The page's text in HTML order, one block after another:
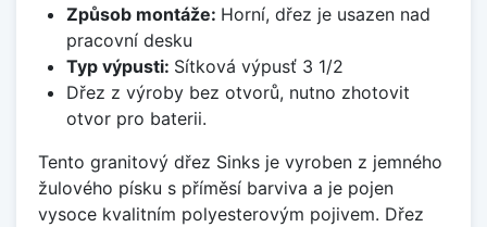
Způsob montáže: Horní, dřez je usazen nad
pracovní desku
Typ výpusti: Sítková výpusť 3 1/2
Dřez z výroby bez otvorů, nutno zhotovit
otvor pro baterii.
Tento granitový dřez Sinks je vyroben z jemného
žulového písku s příměsí barviva a je pojen
vysoce kvalitním polyesterovým pojivem. Dřez